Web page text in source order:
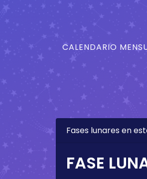
CALENDARIO
Fases lunares en
FASE